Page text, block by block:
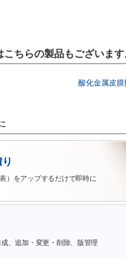
ちらの製品もございます
酸化金属皮膜
）をアップするだけで即時に
、追加・変更・削除、版管理